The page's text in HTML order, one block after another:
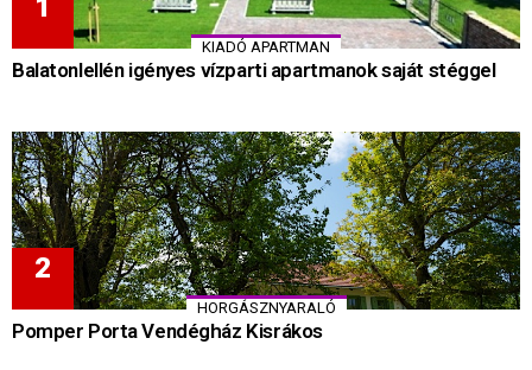
KIADÓ APARTMAN
Balatonlellén igényes vízparti apartmanok saját stéggel
HORGÁSZNYARALÓ
Pomper Porta Vendégház Kisrákos